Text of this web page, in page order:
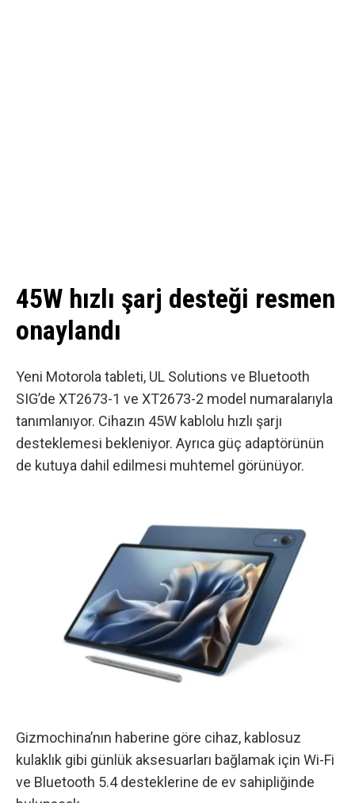
45W hızlı şarj desteği resmen
onaylandı
Yeni Motorola tableti, UL Solutions ve Bluetooth
SIG’de XT2673-1 ve XT2673-2 model numaralarıyla
tanımlanıyor. Cihazın 45W kablolu hızlı şarjı
desteklemesi bekleniyor. Ayrıca güç adaptörünün
de kutuya dahil edilmesi muhtemel görünüyor.
Gizmochina’nın haberine göre cihaz, kablosuz
kulaklık gibi günlük aksesuarları bağlamak için Wi-Fi
ve Bluetooth 5.4 desteklerine de ev sahipliğinde